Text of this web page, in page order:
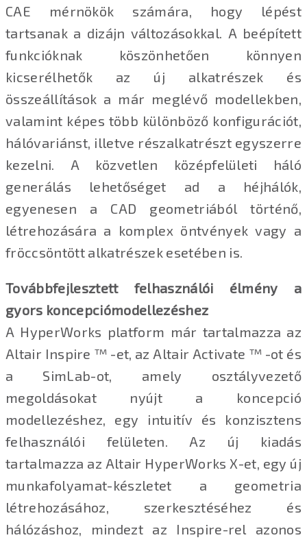
CAE mérnökök számára, hogy lépést
tartsanak a dizájn változásokkal. A beépített
funkcióknak köszönhetően könnyen
kicserélhetők az új alkatrészek és
összeállítások a már meglévő modellekben,
valamint képes több különböző konfigurációt,
hálóvariánst, illetve részalkatrészt egyszerre
kezelni. A közvetlen középfelületi háló
generálás lehetőséget ad a héjhálók,
egyenesen a CAD geometriából történő,
létrehozására a komplex öntvények vagy a
fröccsöntött alkatrészek esetében is.
Továbbfejlesztett felhasználói élmény a
gyors koncepciómodellezéshez
A HyperWorks platform már tartalmazza az
Altair Inspire ™ -et, az Altair Activate ™ -ot és
a SimLab-ot, amely osztályvezető
megoldásokat nyújt a koncepció
modellezéshez, egy intuitív és konzisztens
felhasználói felületen. Az új kiadás
tartalmazza az Altair HyperWorks X-et, egy új
munkafolyamat-készletet a geometria
létrehozásához, szerkesztéséhez és
hálózáshoz, mindezt az Inspire-rel azonos